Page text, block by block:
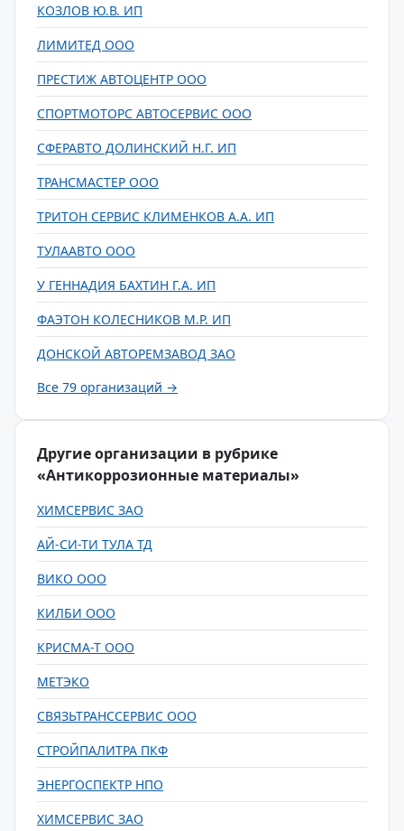
КОЗЛОВ Ю.В. ИП
ЛИМИТЕД ООО
ПРЕСТИЖ АВТОЦЕНТР ООО
СПОРТМОТОРС АВТОСЕРВИС ООО
СФЕРАВТО ДОЛИНСКИЙ Н.Г. ИП
ТРАНСМАСТЕР ООО
ТРИТОН СЕРВИС КЛИМЕНКОВ А.А. ИП
ТУЛААВТО ООО
У ГЕННАДИЯ БАХТИН Г.А. ИП
ФАЭТОН КОЛЕСНИКОВ М.Р. ИП
ДОНСКОЙ АВТОРЕМЗАВОД ЗАО
Все 79 организаций →
Другие организации в рубрике
«Антикоррозионные материалы»
ХИМСЕРВИС ЗАО
АЙ-СИ-ТИ ТУЛА ТД
ВИКО ООО
КИЛБИ ООО
КРИСМА-Т ООО
МЕТЭКО
СВЯЗЬТРАНССЕРВИС ООО
СТРОЙПАЛИТРА ПКФ
ЭНЕРГОСПЕКТР НПО
ХИМСЕРВИС ЗАО